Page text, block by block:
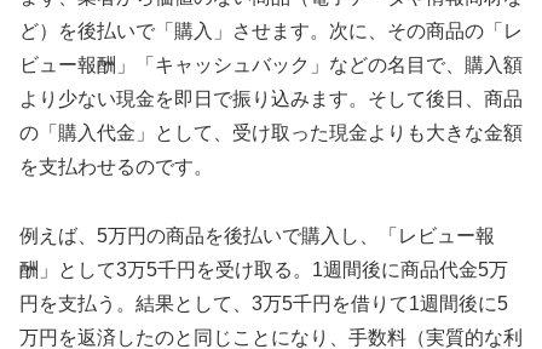
ど）を後払いで「購入」させます。次に、その商品の「レ
ビュー報酬」「キャッシュバック」などの名目で、購入額
より少ない現金を即日で振り込みます。そして後日、商品
の「購入代金」として、受け取った現金よりも大きな金額
を支払わせるのです。
例えば、5万円の商品を後払いで購入し、「レビュー報
酬」として3万5千円を受け取る。1週間後に商品代金5万
円を支払う。結果として、3万5千円を借りて1週間後に5
万円を返済したのと同じことになり、手数料（実質的な利